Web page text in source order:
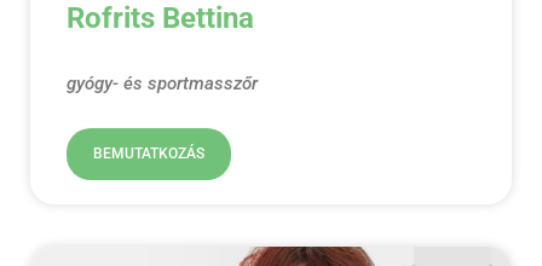
Rofrits Bettina
gyógy- és sportmasszőr
BEMUTATKOZÁS